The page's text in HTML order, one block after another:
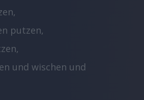
putzen,
und wischen und